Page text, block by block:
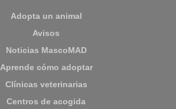
Adopta un animal
Avisos
Noticias MascoMAD
Aprende cómo adoptar
Clínicas veterinarias
Centros de acogida